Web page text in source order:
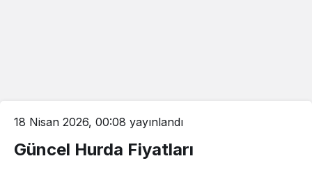
18 Nisan 2026, 00:08 yayınlandı
Güncel Hurda Fiyatları